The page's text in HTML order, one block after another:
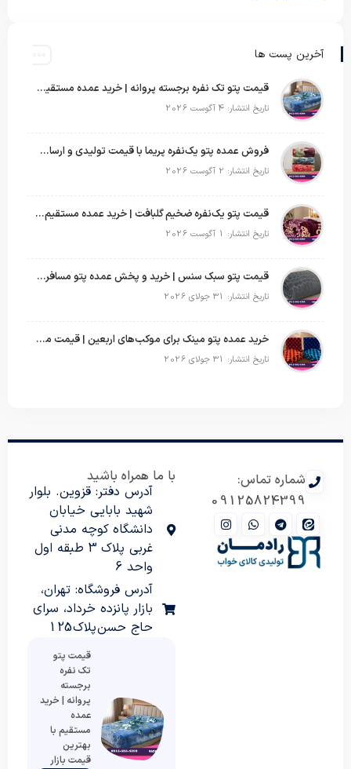
آخرین پست ها
قیمت پتو تک نفره برجسته پروانه | خرید عمده مستقیم با بهترین قیمت بازار
تاریخ انتشار: 4 آگوست 2026
فروش عمده پتو یک‌نفره پریما با قیمت تولیدی و ارسال به سراسر کشور
تاریخ انتشار: 2 آگوست 2026
قیمت پتو یک‌نفره ضخیم گلبافت | خرید عمده مستقیم با بهترین قیمت
تاریخ انتشار: 1 آگوست 2026
قیمت پتو سبک سنس | خرید و پخش عمده پتو مسافرتی Sense
تاریخ انتشار: 31 جولای 2026
خرید عمده پتو مینک برای موکب‌های اربعین | قیمت مناسب و ارسال سریع
تاریخ انتشار: 31 جولای 2026
شماره تماس:
09125824399
با ما همراه باشید
آدرس دفتر: قزوین. بلوار
شهید بابایی خیابان
دانشگاه کوچه مدنی
غربی پلاک 3 طبقه اول
واحد 6
آدرس فروشگاه: تهران،
بازار پانزده خرداد، سرای
حاج حسن پلاک 125
قیمت پتو
تک نفره
برجسته
پروانه | خرید
عمده
مستقیم با
بهترین
قیمت بازار